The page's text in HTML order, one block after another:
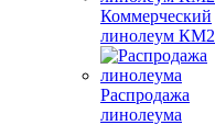
Коммерческий
линолеум КМ2
Распродажа
линолеума